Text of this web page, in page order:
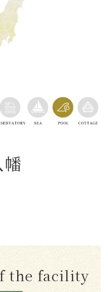
the facility